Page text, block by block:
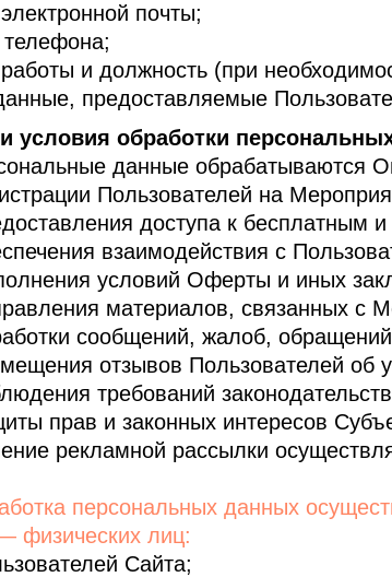
почты;
и должность (при
предоставляемые
условия обработки
данные обрабатываются
Пользователей на
доступа к бесплатным и
взаимодействия с
условий Оферты и иных
материалов, связанных с
сообщений, жалоб, обращений
отзывов Пользователей об
требований
прав и законных интересов
рекламной рассылки
персональных данных
физических лиц:
Сайта;